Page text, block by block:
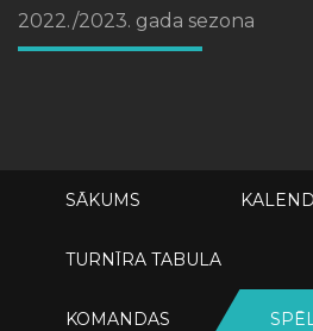
2022./2023. gada sezona
SĀKUMS
TURNĪRA TABULA
KOMANDAS